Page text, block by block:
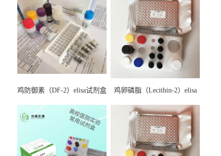
鸡防御素（DF-2）elisa试剂盒
鸡卵磷脂（Lecithin-2）elisa